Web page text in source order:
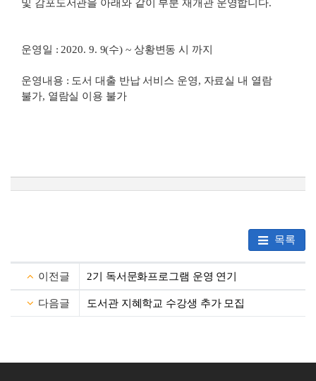
및 감포도서관을 아래와 같이 부분 재개관 운영합니다.
운영일 : 2020. 9. 9(수) ~ 상황변동 시 까지
운영내용 : 도서 대출 반납 서비스 운영, 자료실 내 열람
불가, 열람실 이용 불가
목록
이전글 2기 독서문화프로그램 운영 연기
다음글 도서관 지혜학교 수강생 추가 모집